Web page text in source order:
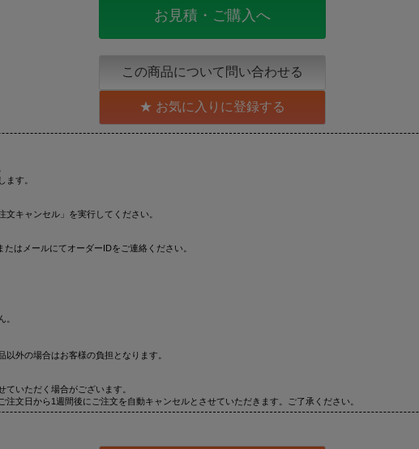
お見積・ご購入へ
この商品について問い合わせる
お気に入りに登録する
す。
キャンセル」を実行してください。
はメールにてオーダーIDをご連絡ください。
。
外の場合はお客様の負担となります。
いただく場合がございます。
文日から1週間後にご注文を自動キャンセルとさせていただきます。ご了承ください。